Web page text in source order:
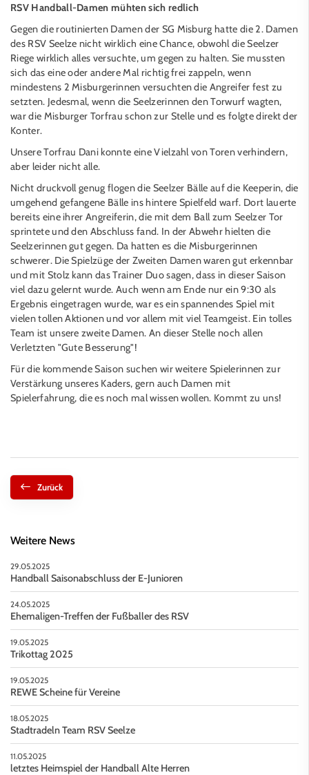
RSV Handball-Damen mühten sich redlich
Gegen die routinierten Damen der SG Misburg hatte die 2. Damen
des RSV Seelze nicht wirklich eine Chance, obwohl die Seelzer
Riege wirklich alles versuchte, um gegen zu halten. Sie mussten
sich das eine oder andere Mal richtig frei zappeln, wenn
mindestens 2 Misburgerinnen versuchten die Angreifer fest zu
setzten. Jedesmal, wenn die Seelzerinnen den Torwurf wagten,
war die Misburger Torfrau schon zur Stelle und es folgte direkt der
Konter.
Unsere Torfrau Dani konnte eine Vielzahl von Toren verhindern,
aber leider nicht alle.
Nicht druckvoll genug flogen die Seelzer Bälle auf die Keeperin, die
umgehend gefangene Bälle ins hintere Spielfeld warf. Dort lauerte
bereits eine ihrer Angreiferin, die mit dem Ball zum Seelzer Tor
sprintete und den Abschluss fand. In der Abwehr hielten die
Seelzerinnen gut gegen. Da hatten es die Misburgerinnen
schwerer. Die Spielzüge der Zweiten Damen waren gut erkennbar
und mit Stolz kann das Trainer Duo sagen, dass in dieser Saison
viel dazu gelernt wurde. Auch wenn am Ende nur ein 9:30 als
Ergebnis eingetragen wurde, war es ein spannendes Spiel mit
vielen tollen Aktionen und vor allem mit viel Teamgeist. Ein tolles
Team ist unsere zweite Damen. An dieser Stelle noch allen
Verletzten "Gute Besserung"!
Für die kommende Saison suchen wir weitere Spielerinnen zur
Verstärkung unseres Kaders, gern auch Damen mit
Spielerfahrung, die es noch mal wissen wollen. Kommt zu uns!
Zurück
Weitere News
29.05.2025
Handball Saisonabschluss der E-Junioren
24.05.2025
Ehemaligen-Treffen der Fußballer des RSV
19.05.2025
Trikottag 2025
19.05.2025
REWE Scheine für Vereine
18.05.2025
Stadtradeln Team RSV Seelze
11.05.2025
letztes Heimspiel der Handball Alte Herren